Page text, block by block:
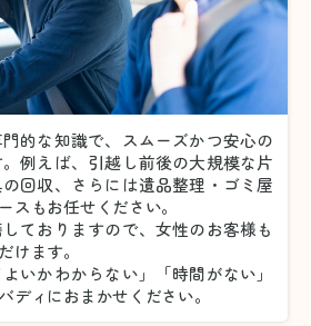
的な知識で、スムーズかつ安心の
例えば、引越し前後の大規模な片
回収、さらには遺品整理・ゴミ屋
スもお任せください。
ておりますので、女性のお客様も
けます。
いかわからない」「時間がない」
ディにおまかせください。